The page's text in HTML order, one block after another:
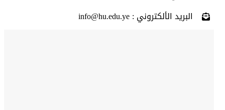
البريد الألكتروني : info@hu.edu.ye